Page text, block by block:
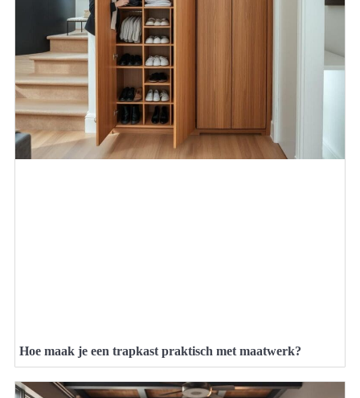
Hoe maak je een trapkast praktisch met maatwerk?